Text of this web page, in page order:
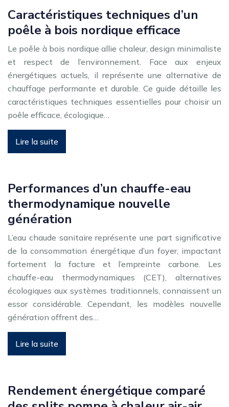
Caractéristiques techniques d’un
poêle à bois nordique efficace
Le poêle à bois nordique allie chaleur, design minimaliste
et respect de l’environnement. Face aux enjeux
énergétiques actuels, il représente une alternative de
chauffage performante et durable. Ce guide détaille les
caractéristiques techniques essentielles pour choisir un
poêle efficace, écologique…
Lire la suite
Performances d’un chauffe-eau
thermodynamique nouvelle
génération
L’eau chaude sanitaire représente une part significative
de la consommation énergétique d’un foyer, impactant
fortement la facture et l’empreinte carbone. Les
chauffe-eau thermodynamiques (CET), alternatives
écologiques aux systèmes traditionnels, connaissent un
essor considérable. Cependant, les modèles nouvelle
génération offrent des…
Lire la suite
Rendement énergétique comparé